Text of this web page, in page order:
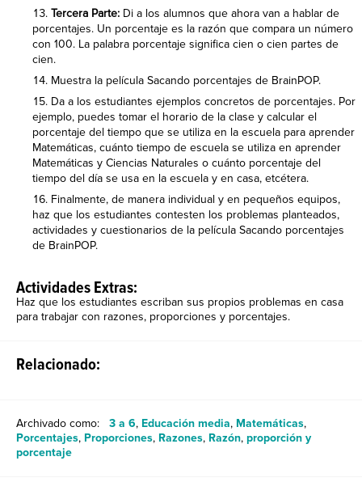
Tercera Parte: Di a los alumnos que ahora van a hablar de
porcentajes. Un porcentaje es la razón que compara un número
con 100. La palabra porcentaje significa cien o cien partes de
cien.
Muestra la película Sacando porcentajes de BrainPOP.
Da a los estudiantes ejemplos concretos de porcentajes. Por
ejemplo, puedes tomar el horario de la clase y calcular el
porcentaje del tiempo que se utiliza en la escuela para aprender
Matemáticas, cuánto tiempo de escuela se utiliza en aprender
Matemáticas y Ciencias Naturales o cuánto porcentaje del
tiempo del día se usa en la escuela y en casa, etcétera.
Finalmente, de manera individual y en pequeños equipos,
haz que los estudiantes contesten los problemas planteados,
actividades y cuestionarios de la película Sacando porcentajes
de BrainPOP.
Actividades Extras:
Haz que los estudiantes escriban sus propios problemas en casa
para trabajar con razones, proporciones y porcentajes.
Relacionado:
Archivado como: 3 a 6, Educación media, Matemáticas,
Porcentajes, Proporciones, Razones, Razón, proporción y
porcentaje